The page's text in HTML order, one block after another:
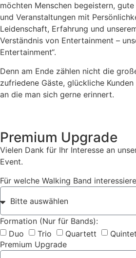
möchten Menschen begeistern,
und Veranstaltungen mit
Leidenschaft, Erfahrung und
Verständnis von Entertainment –
Entertainment“.
Denn am Ende zählen nicht die
zufriedene Gäste, glückliche
an die man sich gerne erinnert.
Premium Upgrade
Vielen Dank für Ihr Interesse an
Event.
Für welche Walking Band
Formation (Nur für Bands):
Duo
Trio Quartett
Premium Upgrade